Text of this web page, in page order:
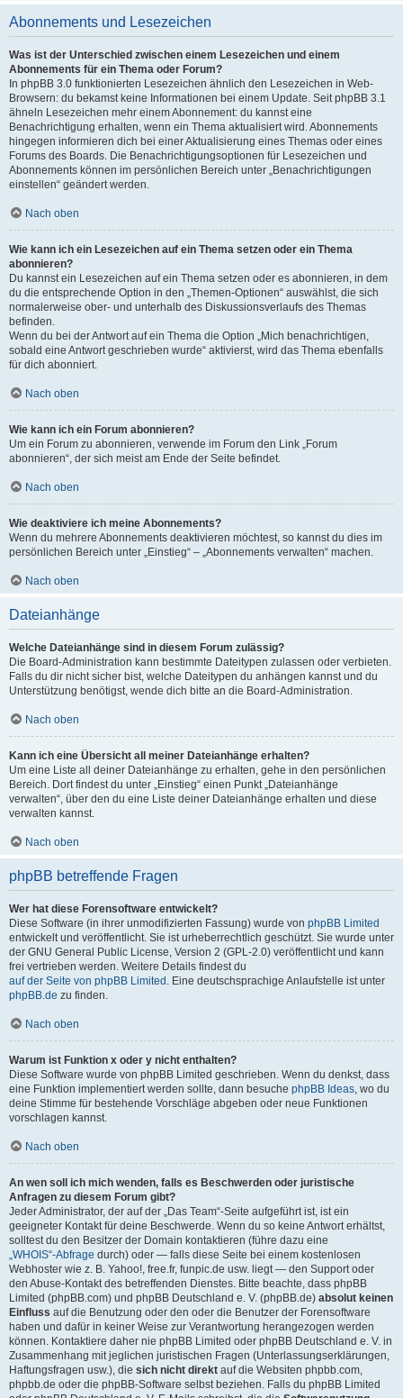
Abonnements und Lesezeichen
Was ist der Unterschied zwischen einem Lesezeichen und einem
Abonnements für ein Thema oder Forum?
In phpBB 3.0 funktionierten Lesezeichen ähnlich den Lesezeichen in Web-
Browsern: du bekamst keine Informationen bei einem Update. Seit phpBB 3.1
ähneln Lesezeichen mehr einem Abonnement: du kannst eine
Benachrichtigung erhalten, wenn ein Thema aktualisiert wird. Abonnements
hingegen informieren dich bei einer Aktualisierung eines Themas oder eines
Forums des Boards. Die Benachrichtigungsoptionen für Lesezeichen und
Abonnements können im persönlichen Bereich unter „Benachrichtigungen
einstellen“ geändert werden.
Nach oben
Wie kann ich ein Lesezeichen auf ein Thema setzen oder ein Thema
abonnieren?
Du kannst ein Lesezeichen auf ein Thema setzen oder es abonnieren, in dem
du die entsprechende Option in den „Themen-Optionen“ auswählst, die sich
normalerweise ober- und unterhalb des Diskussionsverlaufs des Themas
befinden.
Wenn du bei der Antwort auf ein Thema die Option „Mich benachrichtigen,
sobald eine Antwort geschrieben wurde“ aktivierst, wird das Thema ebenfalls
für dich abonniert.
Nach oben
Wie kann ich ein Forum abonnieren?
Um ein Forum zu abonnieren, verwende im Forum den Link „Forum
abonnieren“, der sich meist am Ende der Seite befindet.
Nach oben
Wie deaktiviere ich meine Abonnements?
Wenn du mehrere Abonnements deaktivieren möchtest, so kannst du dies im
persönlichen Bereich unter „Einstieg“ – „Abonnements verwalten“ machen.
Nach oben
Dateianhänge
Welche Dateianhänge sind in diesem Forum zulässig?
Die Board-Administration kann bestimmte Dateitypen zulassen oder verbieten.
Falls du dir nicht sicher bist, welche Dateitypen du anhängen kannst und du
Unterstützung benötigst, wende dich bitte an die Board-Administration.
Nach oben
Kann ich eine Übersicht all meiner Dateianhänge erhalten?
Um eine Liste all deiner Dateianhänge zu erhalten, gehe in den persönlichen
Bereich. Dort findest du unter „Einstieg“ einen Punkt „Dateianhänge
verwalten“, über den du eine Liste deiner Dateianhänge erhalten und diese
verwalten kannst.
Nach oben
phpBB betreffende Fragen
Wer hat diese Forensoftware entwickelt?
Diese Software (in ihrer unmodifizierten Fassung) wurde von phpBB Limited
entwickelt und veröffentlicht. Sie ist urheberrechtlich geschützt. Sie wurde unter
der GNU General Public License, Version 2 (GPL-2.0) veröffentlicht und kann
frei vertrieben werden. Weitere Details findest du
auf der Seite von phpBB Limited . Eine deutschsprachige Anlaufstelle ist unter
phpBB.de zu finden.
Nach oben
Warum ist Funktion x oder y nicht enthalten?
Diese Software wurde von phpBB Limited geschrieben. Wenn du denkst, dass
eine Funktion implementiert werden sollte, dann besuche phpBB Ideas, wo du
deine Stimme für bestehende Vorschläge abgeben oder neue Funktionen
vorschlagen kannst.
Nach oben
An wen soll ich mich wenden, falls es Beschwerden oder juristische
Anfragen zu diesem Forum gibt?
Jeder Administrator, der auf der „Das Team“-Seite aufgeführt ist, ist ein
geeigneter Kontakt für deine Beschwerde. Wenn du so keine Antwort erhältst,
solltest du den Besitzer der Domain kontaktieren (führe dazu eine
„WHOIS“-Abfrage durch) oder — falls diese Seite bei einem kostenlosen
Webhoster wie z. B. Yahoo!, free.fr, funpic.de usw. liegt — den Support oder
den Abuse-Kontakt des betreffenden Dienstes. Bitte beachte, dass phpBB
Limited (phpBB.com) und phpBB Deutschland e. V. (phpBB.de) absolut keinen
Einfluss auf die Benutzung oder den oder die Benutzer der Forensoftware
haben und dafür in keiner Weise zur Verantwortung herangezogen werden
können. Kontaktiere daher nie phpBB Limited oder phpBB Deutschland e. V. in
Zusammenhang mit jeglichen juristischen Fragen (Unterlassungserklärungen,
Haftungsfragen usw.), die sich nicht direkt auf die Websiten phpbb.com,
phpbb.de oder die phpBB-Software selbst beziehen. Falls du phpBB Limited